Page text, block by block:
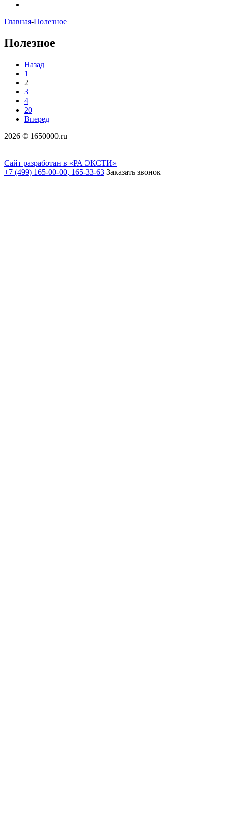
Главная-Полезное
Полезное
Назад
1
2
3
4
20
Вперед
2026 © 1650000.ru
Сайт разработан в «РА ЭКСТИ»
+7 (499) 165-00-00, 165-33-63 Заказать звонок